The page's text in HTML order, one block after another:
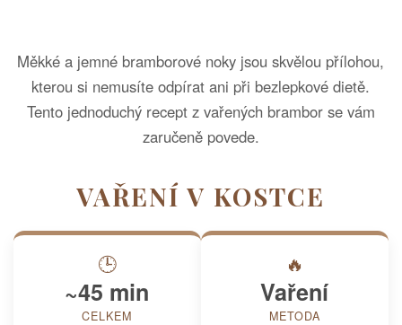
Měkké a jemné bramborové noky jsou skvělou přílohou,
kterou si nemusíte odpírat ani při bezlepkové dietě.
Tento jednoduchý recept z vařených brambor se vám
zaručeně povede.
VAŘENÍ V KOSTCE
🕒
~45 min
CELKEM
🔥
Vaření
METODA